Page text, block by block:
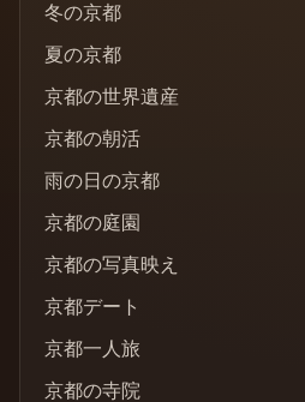
冬の京都
夏の京都
京都の世界遺産
京都の朝活
雨の日の京都
京都の庭園
京都の写真映え
京都デート
京都一人旅
京都の寺院